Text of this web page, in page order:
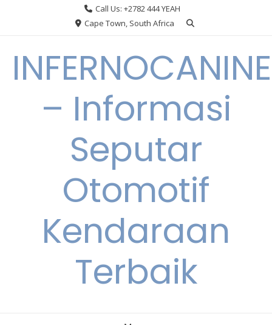
Call Us: +2782 444 YEAH
Cape Town, South Africa
INFERNOCANINE
– Informasi
Seputar
Otomotif
Kendaraan
Terbaik